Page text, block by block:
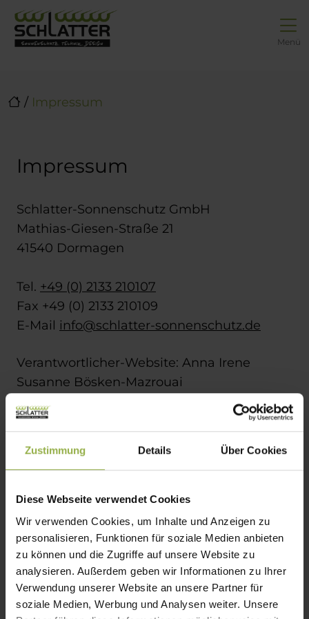
Zustimmung Details Über Cookies
Diese Webseite verwendet Cookies
Wir verwenden Cookies, um Inhalte und Anzeigen zu
personalisieren, Funktionen für soziale Medien anbieten
zu können und die Zugriffe auf unsere Website zu
analysieren. Außerdem geben wir Informationen zu Ihrer
Verwendung unserer Website an unsere Partner für
soziale Medien, Werbung und Analysen weiter. Unsere
zur Top-Navigation
zur Hauptnavigation
Inhalt springen
zum Footer
Hauptnavigation
Menü
/ Impressum
Impressum
Schlatter-Sonnenschutz GmbH
Mathias-Giesen-Straße 21
41540 Dormagen
Tel. +49 (0) 2133 210107
Fax +49 (0) 2133 210109
E-Mail info@schlatter-sonnenschutz.de
Verantwortlicher-Website: Anna Irene
Susanne Bösken-Mazrouai
Unternehmensgegenstand: Handel von
Sonnenschutzprodukten
Bösken-Mazrouai
Realisiert von:
KIM Krick Interactive Media GmbH + Co. KG
|www.krick.com
Alle Rechte vorbehalten. Die auf der